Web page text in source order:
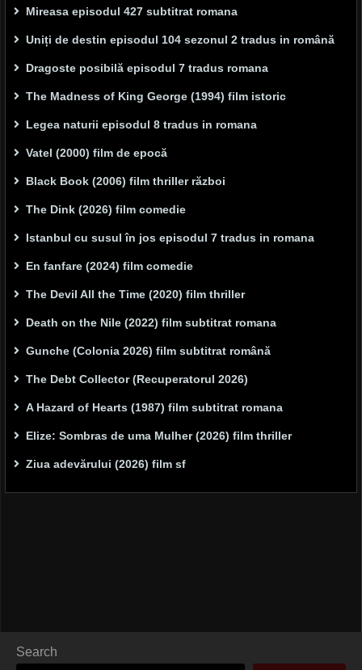
Mireasa episodul 427 subtitrat romana
Uniți de destin episodul 104 sezonul 2 tradus in română
Dragoste posibilă episodul 7 tradus romana
The Madness of King George (1994) film istoric
Legea naturii episodul 8 tradus in romana
Vatel (2000) film de epocă
Black Book (2006) film thriller război
The Dink (2026) film comedie
Istanbul cu susul în jos episodul 7 tradus in romana
En fanfare (2024) film comedie
The Devil All the Time (2020) film thriller
Death on the Nile (2022) film subtitrat romana
Gunche (Colonia 2026) film subtitrat română
The Debt Collector (Recuperatorul 2026)
A Hazard of Hearts (1987) film subtitrat romana
Elize: Sombras de uma Mulher (2026) film thriller
Ziua adevărului (2026) film sf
Search